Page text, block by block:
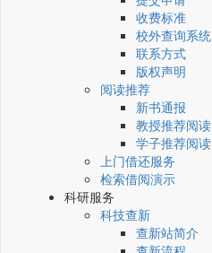
收费标准
校外查询系统
联系方式
版权声明
阅读推荐
新书通报
教授推荐阅读
学子推荐阅读
上门借还服务
检索借阅演示
科研服务
科技查新
查新站简介